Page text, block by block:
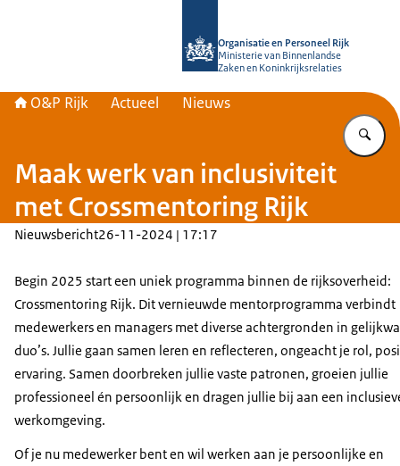
Organisatie en Personeel Rijk
Ministerie van Binnenlandse
Zaken en Koninkrijksrelaties
O&P Rijk Actueel Nieuws
Maak werk van inclusiviteit
met Crossmentoring Rijk
Nieuwsbericht26-11-2024 | 17:17
Begin 2025 start een uniek programma binnen de rijksoverheid:
Crossmentoring Rijk. Dit vernieuwde mentorprogramma verbindt
medewerkers en managers met diverse achtergronden in
duo’s. Jullie gaan samen leren en reflecteren, ongeacht je rol,
ervaring. Samen doorbreken jullie vaste patronen, groeien jullie
professioneel én persoonlijk en dragen jullie bij aan een
werkomgeving.
Of je nu medewerker bent en wil werken aan je persoonlijke en